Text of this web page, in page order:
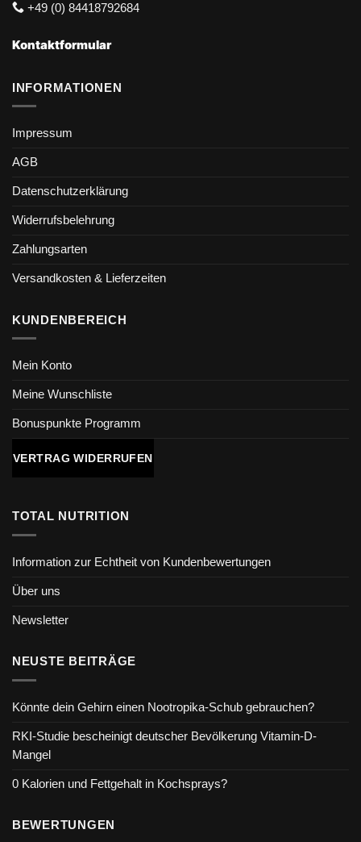
+49 (0) 84418792684
Kontaktformular
INFORMATIONEN
Impressum
AGB
Datenschutzerklärung
Widerrufsbelehrung
Zahlungsarten
Versandkosten & Lieferzeiten
KUNDENBEREICH
Mein Konto
Meine Wunschliste
Bonuspunkte Programm
VERTRAG WIDERRUFEN
TOTAL NUTRITION
Information zur Echtheit von Kundenbewertungen
Über uns
Newsletter
NEUSTE BEITRÄGE
Könnte dein Gehirn einen Nootropika-Schub gebrauchen?
RKI-Studie bescheinigt deutscher Bevölkerung Vitamin-D-
Mangel
0 Kalorien und Fettgehalt in Kochsprays?
BEWERTUNGEN